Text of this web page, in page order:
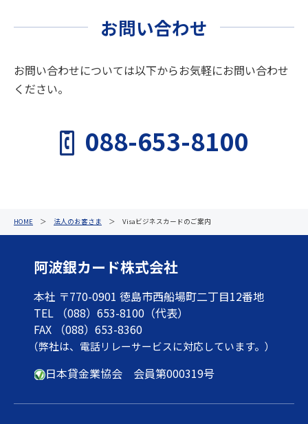
お問い合わせ
お問い合わせについては以下からお気軽にお問い合わせ
ください。
088-653-8100
HOME ＞ 法人のお客さま ＞ Visaビジネスカードのご案内
阿波銀カード株式会社
本社 〒770-0901 徳島市西船場町二丁目12番地
TEL （088）653-8100（代表）
FAX （088）653-8360
（弊社は、電話リレーサービスに対応しています。）
日本貸金業協会 会員第000319号